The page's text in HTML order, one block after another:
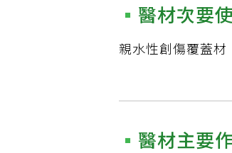
醫材次要
親水性創傷覆蓋材
醫材主要